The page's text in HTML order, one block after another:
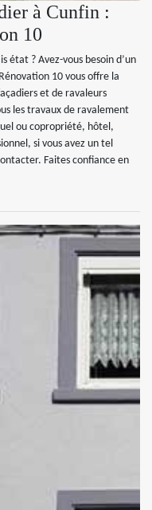
à Cunfin :
10
état ? Avez-vous besoin d’un
10 vous offre la
et de ravaleurs
les travaux de ravalement
ou copropriété, hôtel,
si vous avez un tel
Faites confiance en